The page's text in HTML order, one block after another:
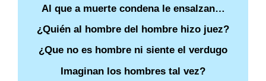
Al que a muerte condena le ensalzan…
¿Quién al hombre del hombre hizo juez?
¿Que no es hombre ni siente el verdugo
Imaginan los hombres tal vez?